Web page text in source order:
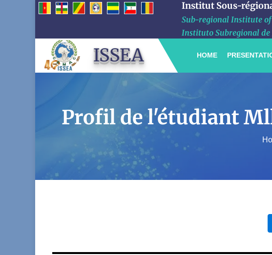
Institut Sous-
Sub-regional Institute
Instituto Subregional de
ISSEA HOME
Profil de l'étudiant